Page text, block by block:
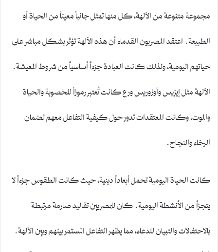
مجموعة متنوعة من الآلهة، كل منها تمثل جانباً معيناً من الحياة أو
الطبيعة. اعتقد المصريون القدماء أن هذه الآلهة تؤثر بشكل مباشر على
حياتهم اليومية، ولذلك كانت العبادة جزءاً أساسياً من شروط المعيشة.
الآلهة مثل إيزيس وأوزوريس ورع كانت تُعتبر رموزاً للخصوبة والحياة
والموت، وكانت المعتقدات تدور حول كيفية التفاعل معهم لضمان
الرخاء والنجاح.
كانت الحياة اليومية تحمل أبعاداً دينية، حيث كانت الطقوس جزءاً لا
يتجزأ من الأنشطة اليومية. كان للمصريين تقاليد صارمة مرتبطة
بالاحتفالات والتبيان للدعاء، مما يظهر التفاعل المستمر بينهم وبين الآلهة.